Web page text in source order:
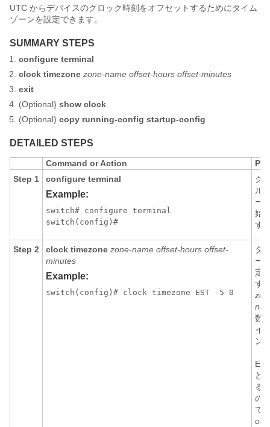
UTC からデバイスのクロック時刻をオフセットするためにタイム
ゾーンを設定できます。
SUMMARY STEPS
configure terminal
clock timezone zone-name offset-hours offset-minutes
exit
(Optional) show clock
(Optional) copy running-config startup-config
DETAILED STEPS
Command or Action
Step 1
configure terminal
Example:
switch# configure terminal
switch(config)#
グ
ル
ー
始
す
Step 2 clock timezone zone-name offset-hours offset-
minutes
Example:
switch(config)# clock timezone EST -5 0
タ
ー
定
す
数
イ
ン
ど
る
の
で